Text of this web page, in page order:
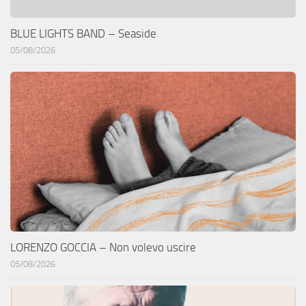
BLUE LIGHTS BAND – Seaside
05/08/2026
LORENZO GOCCIA – Non volevo uscire
05/08/2026